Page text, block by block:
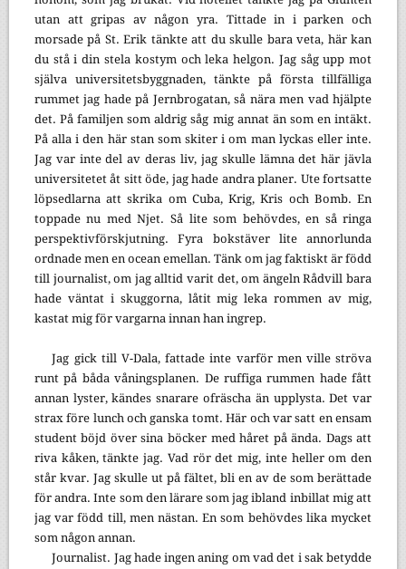
utan att gripas av någon yra. Tittade in i parken och
morsade på St. Erik tänkte att du skulle bara veta, här kan
du stå i din stela kostym och leka helgon. Jag såg upp mot
själva universitetsbyggnaden, tänkte på första tillfälliga
rummet jag hade på Jernbrogatan, så nära men vad hjälpte
det. På familjen som aldrig såg mig annat än som en intäkt.
På alla i den här stan som skiter i om man lyckas eller inte.
Jag var inte del av deras liv, jag skulle lämna det här jävla
universitetet åt sitt öde, jag hade andra planer. Ute fortsatte
löpsedlarna att skrika om Cuba, Krig, Kris och Bomb. En
toppade nu med Njet. Så lite som behövdes, en så ringa
perspektivförskjutning. Fyra bokstäver lite annorlunda
ordnade men en ocean emellan. Tänk om jag faktiskt är född
till journalist, om jag alltid varit det, om ängeln Rådvill bara
hade väntat i skuggorna, låtit mig leka rommen av mig,
kastat mig för vargarna innan han ingrep.
Jag gick till V-Dala, fattade inte varför men ville ströva
runt på båda våningsplanen. De ruffiga rummen hade fått
annan lyster, kändes snarare ofräscha än upplysta. Det var
strax före lunch och ganska tomt. Här och var satt en ensam
student böjd över sina böcker med håret på ända. Dags att
riva kåken, tänkte jag. Vad rör det mig, inte heller om den
står kvar. Jag skulle ut på fältet, bli en av de som berättade
för andra. Inte som den lärare som jag ibland inbillat mig att
jag var född till, men nästan. En som behövdes lika mycket
som någon annan.
Journalist. Jag hade ingen aning om vad det i sak betydde